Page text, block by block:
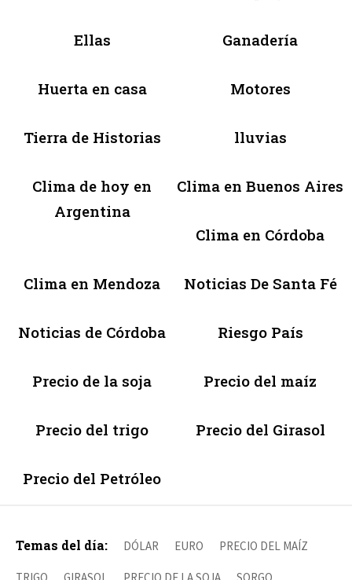
Ellas Ganadería
Huerta en casa Motores
Tierra de Historias lluvias
Clima de hoy en
Argentina
Clima en Buenos Aires
Clima en Córdoba
Clima en Mendoza Noticias De Santa Fé
Noticias de Córdoba Riesgo País
Precio de la soja Precio del maíz
Precio del trigo Precio del Girasol
Precio del Petróleo
Temas del día: DÓLAR EURO PRECIO DEL MAÍZ